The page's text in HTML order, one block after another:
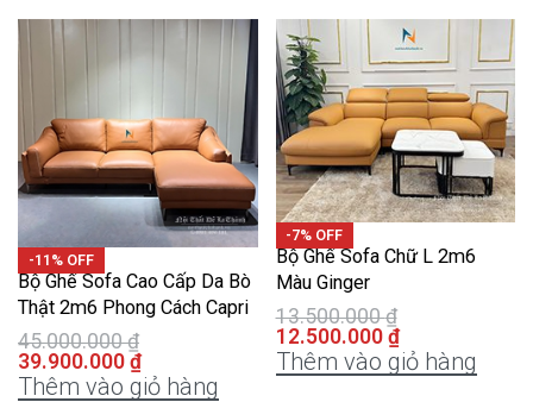
-11% OFF
Bộ Ghế Sofa Cao Cấp Da Bò
Thật 2m6 Phong Cách Capri
45.000.000₫
39.900.000 ₫
Thêm vào giỏ hàng
-7% OFF
Bộ Ghế Sofa Chữ L 2m6
Màu Ginger
13.500.000₫
12.500.000 ₫
Thêm vào giỏ hàng